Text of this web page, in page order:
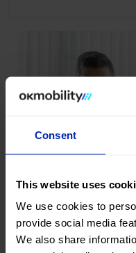
Consent
This website uses
We use cookies to
provide social media
We also share